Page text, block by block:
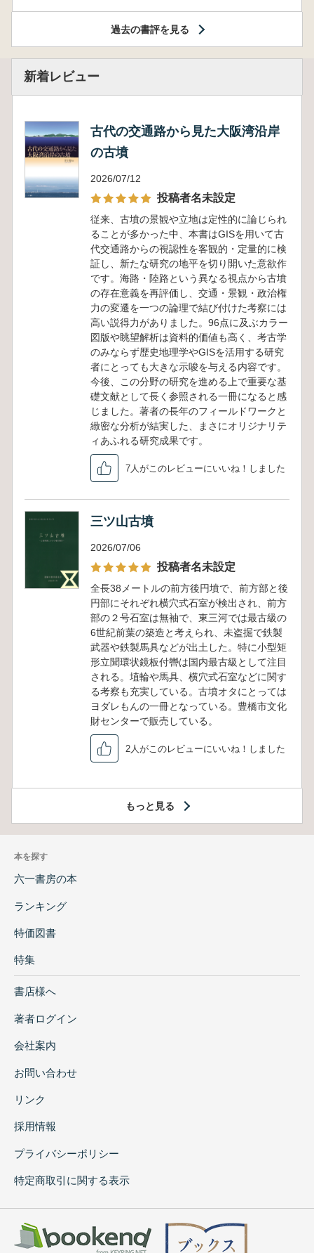
過去の書評を見る
新着レビュー
古代の交通路から見た大阪湾沿岸
の古墳
2026/07/12
投稿者名未設定
従来、古墳の景観や立地は定性的に論じられ
ることが多かった中、本書はGISを用いて古
代交通路からの視認性を客観的・定量的に検
証し、新たな研究の地平を切り開いた意欲作
です。海路・陸路という異なる視点から古墳
の存在意義を再評価し、交通・景観・政治権
力の変遷を一つの論理で結び付けた考察には
高い説得力がありました。96点に及ぶカラー
図版や眺望解析は資料的価値も高く、考古学
のみならず歴史地理学やGISを活用する研究
者にとっても大きな示唆を与える内容です。
今後、この分野の研究を進める上で重要な基
礎文献として長く参照される一冊になると感
じました。著者の長年のフィールドワークと
緻密な分析が結実した、まさにオリジナリテ
ィあふれる研究成果です。
7人がこのレビューにいいね！しました
三ツ山古墳
2026/07/06
投稿者名未設定
全長38メートルの前方後円墳で、前方部と後
円部にそれぞれ横穴式石室が検出され、前方
部の２号石室は無袖で、東三河では最古級の
6世紀前葉の築造と考えられ、未盗掘で鉄製
武器や鉄製馬具などが出土した。特に小型矩
形立聞環状鏡板付轡は国内最古級として注目
される。埴輪や馬具、横穴式石室などに関す
る考察も充実している。古墳オタにとっては
ヨダレもんの一冊となっている。豊橋市文化
財センターで販売している。
2人がこのレビューにいいね！しました
もっと見る
本を探す
六一書房の本
ランキング
特価図書
特集
書店様へ
著者ログイン
会社案内
お問い合わせ
リンク
採用情報
プライバシーポリシー
特定商取引に関する表示